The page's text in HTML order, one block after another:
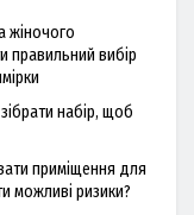
жіночого
правильний вибір
набір, щоб
приміщення для
можливі ризики?